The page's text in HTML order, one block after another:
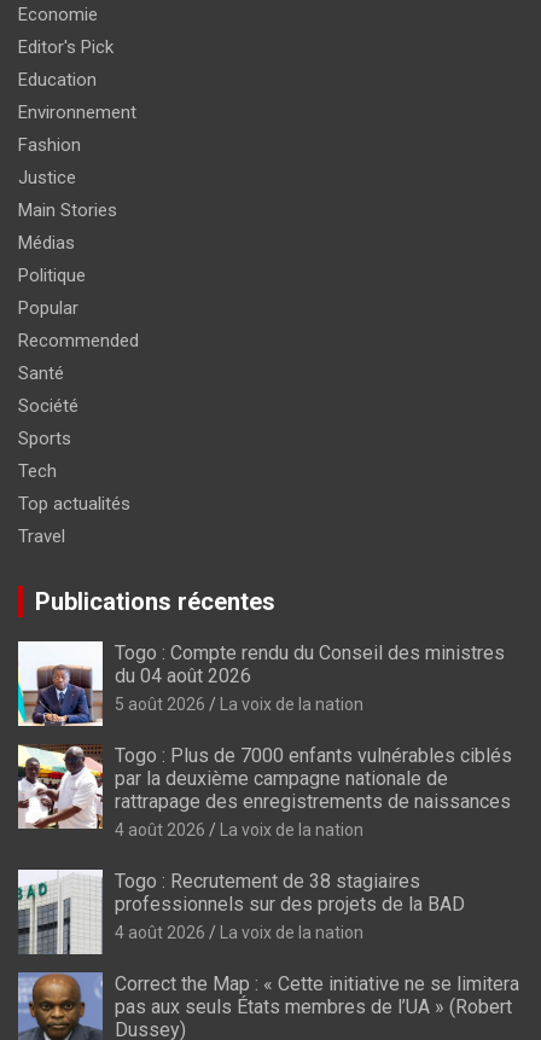
Economie
Editor's Pick
Education
Environnement
Fashion
Justice
Main Stories
Médias
Politique
Popular
Recommended
Santé
Société
Sports
Tech
Top actualités
Travel
Publications récentes
Togo : Compte rendu du Conseil des ministres
du 04 août 2026
5 août 2026 La voix de la nation
Togo : Plus de 7000 enfants vulnérables ciblés
par la deuxième campagne nationale de
rattrapage des enregistrements de naissances
4 août 2026 La voix de la nation
Togo : Recrutement de 38 stagiaires
professionnels sur des projets de la BAD
4 août 2026 La voix de la nation
Correct the Map : « Cette initiative ne se limitera
pas aux seuls États membres de l’UA » (Robert
Dussey)